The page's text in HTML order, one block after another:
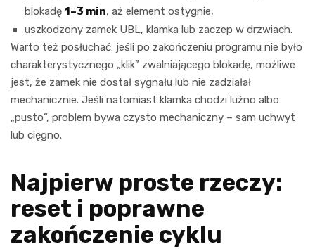
blokadę 1–3 min, aż element ostygnie,
uszkodzony zamek UBL, klamka lub zaczep w drzwiach.
Warto też posłuchać: jeśli po zakończeniu programu nie było
charakterystycznego „klik” zwalniającego blokadę, możliwe
jest, że zamek nie dostał sygnału lub nie zadziałał
mechanicznie. Jeśli natomiast klamka chodzi luźno albo
„pusto”, problem bywa czysto mechaniczny – sam uchwyt
lub cięgno.
Najpierw proste rzeczy:
reset i poprawne
zakończenie cyklu